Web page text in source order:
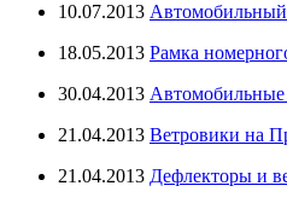
10.07.2013 Автомобильный
18.05.2013 Рамка
30.04.2013 Автомобильные
21.04.2013 Ветровики на
21.04.2013 Дефлекторы и